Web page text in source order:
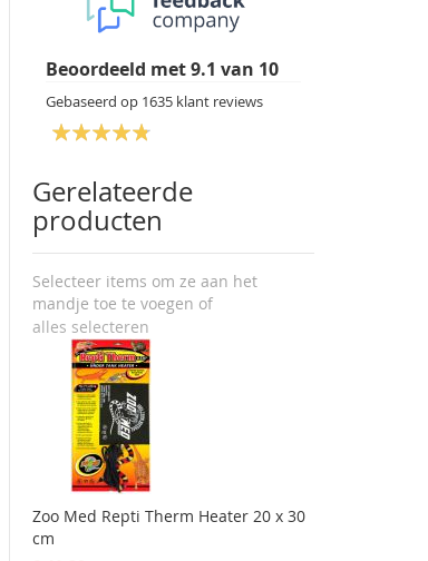
Beoordeeld met9.1 van 10
Gebaseerd op 1635 klant reviews
Gerelateerde
producten
Selecteer items om ze aan het
mandje toe te voegen of
alles selecteren
Zoo Med Repti Therm Heater 20 x 30
cm